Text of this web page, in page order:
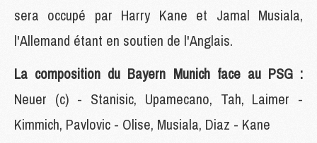
sera occupé par Harry Kane et Jamal Musiala,
l'Allemand étant en soutien de l'Anglais.
La composition du Bayern Munich face au PSG :
Neuer (c) - Stanisic, Upamecano, Tah, Laimer -
Kimmich, Pavlovic - Olise, Musiala, Diaz - Kane